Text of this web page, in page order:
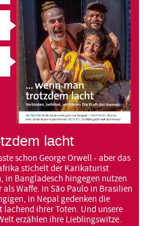
lacht
schon George Orwell - aber das
stichelt der Karikaturist
in Bangladesch hingegen nutzen
Waffe. In São Paulo in Brasilien
in Nepal gedenken die
lachend ihrer Toten. Und unsere
erzählen ihre Lieblingswitze.